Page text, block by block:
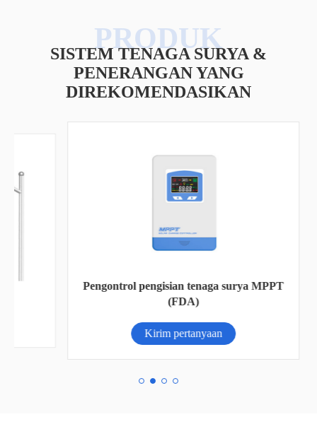
SISTEM TENAGA SURYA &
PENERANGAN YANG
DIREKOMENDASIKAN
Pengontrol pengisian tenaga surya MPPT
(FDA)
Kirim pertanyaan